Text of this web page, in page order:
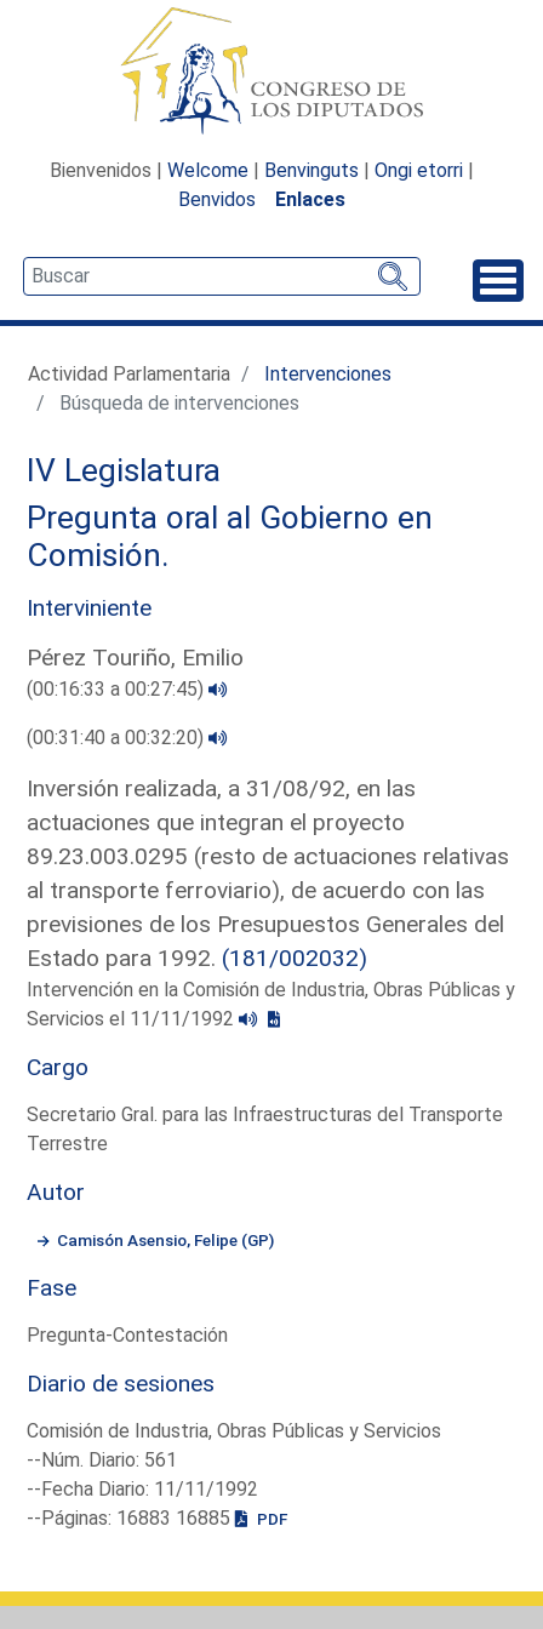
Bienvenidos | Welcome | Benvinguts | Ongi etorri |
Benvidos
Enlaces
Actividad Parlamentaria
Intervenciones
Búsqueda de intervenciones
IV Legislatura
Pregunta oral al Gobierno en
Comisión.
Interviniente
Pérez Touriño, Emilio
(00:16:33 a 00:27:45)
(00:31:40 a 00:32:20)
Inversión realizada, a 31/08/92, en las
actuaciones que integran el proyecto
89.23.003.0295 (resto de actuaciones relativas
al transporte ferroviario), de acuerdo con las
previsiones de los Presupuestos Generales del
Estado para 1992. (181/002032)
Intervención en la Comisión de Industria, Obras Públicas y
Servicios el 11/11/1992
Cargo
Secretario Gral. para las Infraestructuras del Transporte
Terrestre
Autor
Camisón Asensio, Felipe (GP)
Fase
Pregunta-Contestación
Diario de sesiones
Comisión de Industria, Obras Públicas y Servicios
--Núm. Diario: 561
--Fecha Diario: 11/11/1992
--Páginas: 16883 16885
PDF